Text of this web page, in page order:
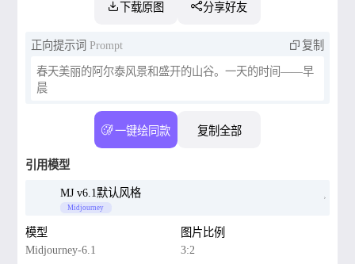
下载原图 分享好友
正向提示词 Prompt 复制
春天美丽的阿尔泰风景和盛开的山谷。一天的时间——早
晨
一键绘同款 复制全部
引用模型
MJ v6.1默认风格
Midjourney
模型
Midjourney-6.1
图片比例
3:2